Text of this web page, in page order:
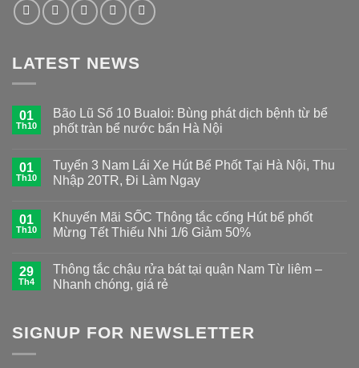
LATEST NEWS
01
Th10
Bão Lũ Số 10 Bualoi: Bùng phát dịch bệnh từ bể
phốt tràn bể nước bẩn Hà Nội
01
Th10
Tuyển 3 Nam Lái Xe Hút Bể Phốt Tại Hà Nội, Thu
Nhập 20TR, Đi Làm Ngay
01
Th10
Khuyến Mãi SỐC Thông tắc cống Hút bể phốt
Mừng Tết Thiếu Nhi 1/6 Giảm 50%
29
Th4
Thông tắc chậu rửa bát tại quận Nam Từ liêm –
Nhanh chóng, giá rẻ
SIGNUP FOR NEWSLETTER